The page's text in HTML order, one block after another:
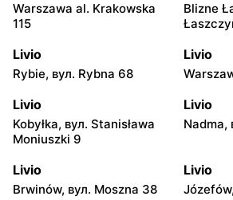
Warszawa al. Krakowska
115
Blizne
Livio
Rybie, вул. Rybna 68
Livio
Livio
Kobyłka, вул. Stanisława
Moniuszki 9
Livio
Nadma,
Livio
Brwinów, вул. Moszna 38
Livio